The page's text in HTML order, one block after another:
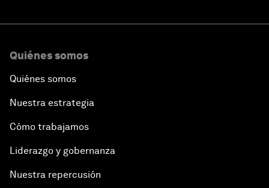
Quiénes somos
Quiénes somos
Nuestra estrategia
Cómo trabajamos
Liderazgo y gobernanza
Nuestra repercusión